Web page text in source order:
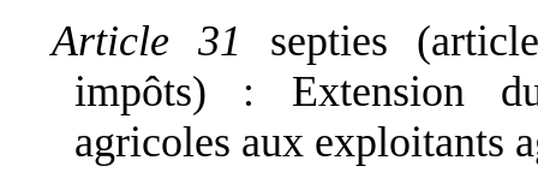
Article 31 septies
impôts) : Extension
agricoles aux exploitants